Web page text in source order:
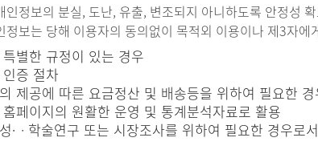
인정보의 분실, 도난, 유출, 변조되지 아니하도록 안정성
정보는 당해 이용자의 동의없이 목적외 이용이나 제3자
별한 규정이 있는 경우
증 절차
제공에 따른 요금정산 및 배송등을 위하여 필요한 경
페이지의 원활한 운영 및 통계분석자료로 활용
·ᆞ학술연구 또는 시장조사를 위하여 필요한 경우로